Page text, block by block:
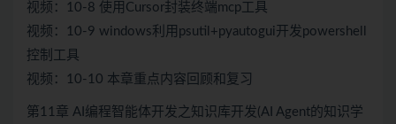
视频：10-8 使用Cursor封装终端mcp工具
视频：10-9 windows利用psutil+pyautogui开发powershell
控制工具
视频：10-10 本章重点内容回顾和复习
第11章 AI编程智能体开发之知识库开发(AI Agent的知识学